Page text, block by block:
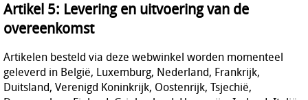
Artikel 5: Levering en uitvoering van de
overeenkomst
Artikelen besteld via deze webwinkel worden momenteel
geleverd in België, Luxemburg, Nederland, Frankrijk,
Duitsland, Verenigd Koninkrijk, Oostenrijk, Tsjechië,